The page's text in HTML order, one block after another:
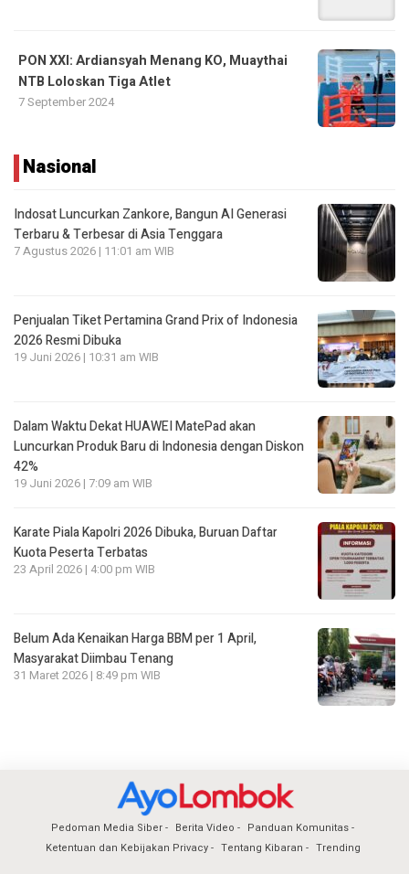
PON XXI: Ardiansyah Menang KO, Muaythai
NTB Loloskan Tiga Atlet
7 September 2024
Nasional
Indosat Luncurkan Zankore, Bangun AI Generasi
Terbaru & Terbesar di Asia Tenggara
7 Agustus 2026 | 11:01 am WIB
Penjualan Tiket Pertamina Grand Prix of Indonesia
2026 Resmi Dibuka
19 Juni 2026 | 10:31 am WIB
Dalam Waktu Dekat HUAWEI MatePad akan
Luncurkan Produk Baru di Indonesia dengan Diskon
42%
19 Juni 2026 | 7:09 am WIB
Karate Piala Kapolri 2026 Dibuka, Buruan Daftar
Kuota Peserta Terbatas
23 April 2026 | 4:00 pm WIB
Belum Ada Kenaikan Harga BBM per 1 April,
Masyarakat Diimbau Tenang
31 Maret 2026 | 8:49 pm WIB
Pedoman Media Siber Berita Video
Panduan Komunitas
Ketentuan dan Kebijakan Privacy
Tentang Kibaran Trending